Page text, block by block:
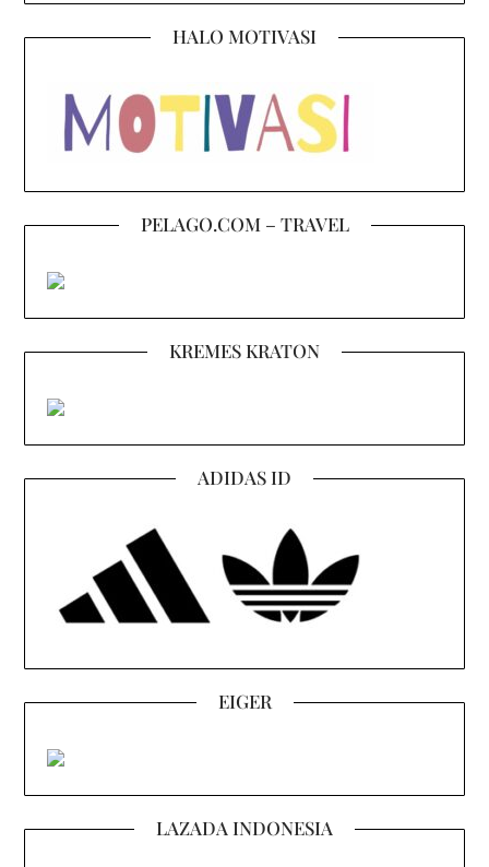
HALO MOTIVASI
PELAGO.COM – TRAVEL
KREMES KRATON
ADIDAS ID
EIGER
LAZADA INDONESIA